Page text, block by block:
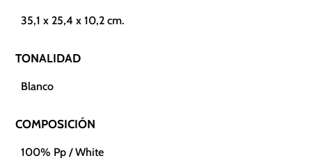
35,1 x 25,4 x 10,2 cm.
TONALIDAD
Blanco
COMPOSICIÓN
100% Pp / White